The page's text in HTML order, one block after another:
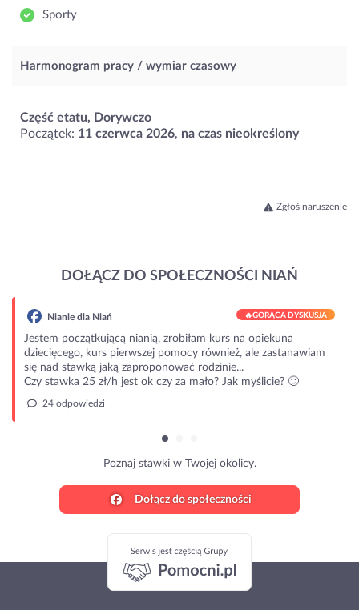
Sporty
Harmonogram pracy / wymiar czasowy
Część etatu, Dorywczo
Początek: 11 czerwca 2026, na czas nieokreślony
Zgłoś naruszenie
DOŁĄCZ DO SPOŁECZNOŚCI NIAŃ
Nianie dla Niań 🔥GORĄCA DYSKUSJA
Jestem początkującą nianią, zrobiłam kurs na opiekuna
dziecięcego, kurs pierwszej pomocy również, ale zastanawiam
się nad stawką jaką zaproponować rodzinie...
Czy stawka 25 zł/h jest ok czy za mało? Jak myślicie? 🙂
24 odpowiedzi
Poznaj stawki w Twojej okolicy.
Dołącz do społeczności